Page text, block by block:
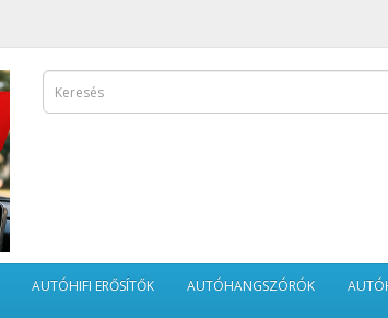
AUTÓHIFI ERŐSÍTŐK AUTÓHANGSZÓRÓK